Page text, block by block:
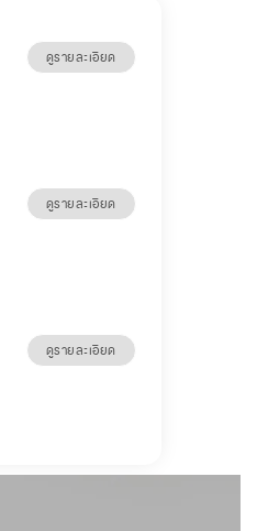
ดูรายละเอียด
ดูรายละเอียด
ดูรายละเอียด